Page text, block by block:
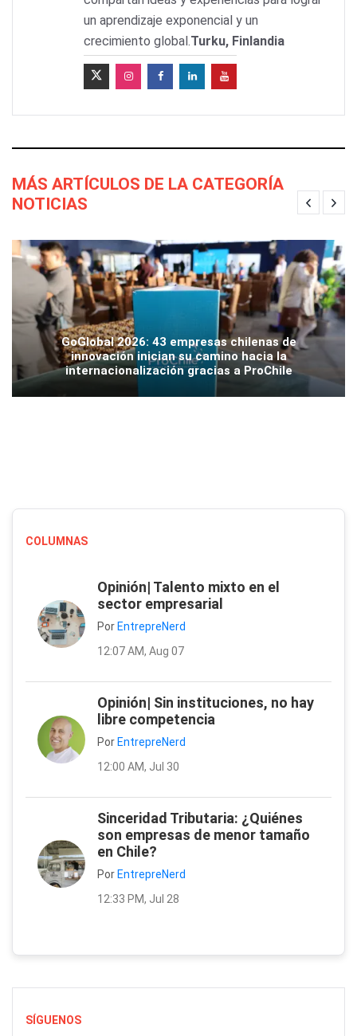
un aprendizaje exponencial y un
crecimiento global.Turku, Finlandia
MÁS ARTÍCULOS DE LA CATEGORÍA
NOTICIAS
GoGlobal 2026: 43 empresas chilenas de
innovación inician su camino hacia la
internacionalización gracias a ProChile
COLUMNAS
Opinión| Talento mixto en el
sector empresarial
Por EntrepreNerd
12:07 AM, Aug 07
Opinión| Sin instituciones, no hay
libre competencia
Por EntrepreNerd
12:00 AM, Jul 30
Sinceridad Tributaria: ¿Quiénes
son empresas de menor tamaño
en Chile?
Por EntrepreNerd
12:33 PM, Jul 28
SÍGUENOS